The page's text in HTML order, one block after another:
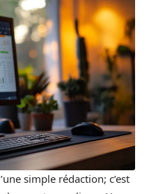
simple rédaction; c’est